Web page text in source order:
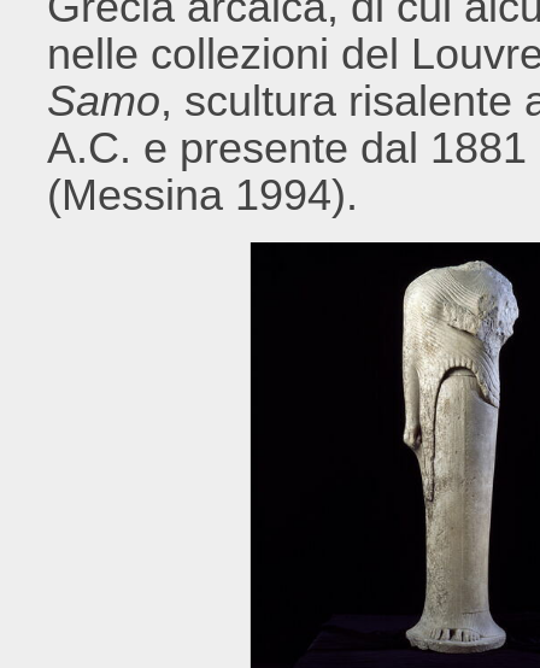
nelle collezioni del
Samo, scultura risalente
A.C. e presente dal
(Messina 1994).